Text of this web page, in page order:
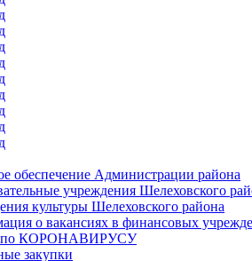
обеспечение Администрации района
учреждения Шелеховского
культуры Шелеховского района
о вакансиях в финансовых
по КОРОНАВИРУСУ
закупки